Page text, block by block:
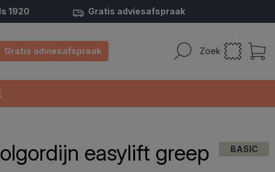
1920 Gratis adviesafspraak
Zoek
Gratis adviesafspraak
easylift greep
BASIC